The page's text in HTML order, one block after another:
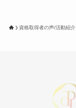
資格取得者の声/活動紹介